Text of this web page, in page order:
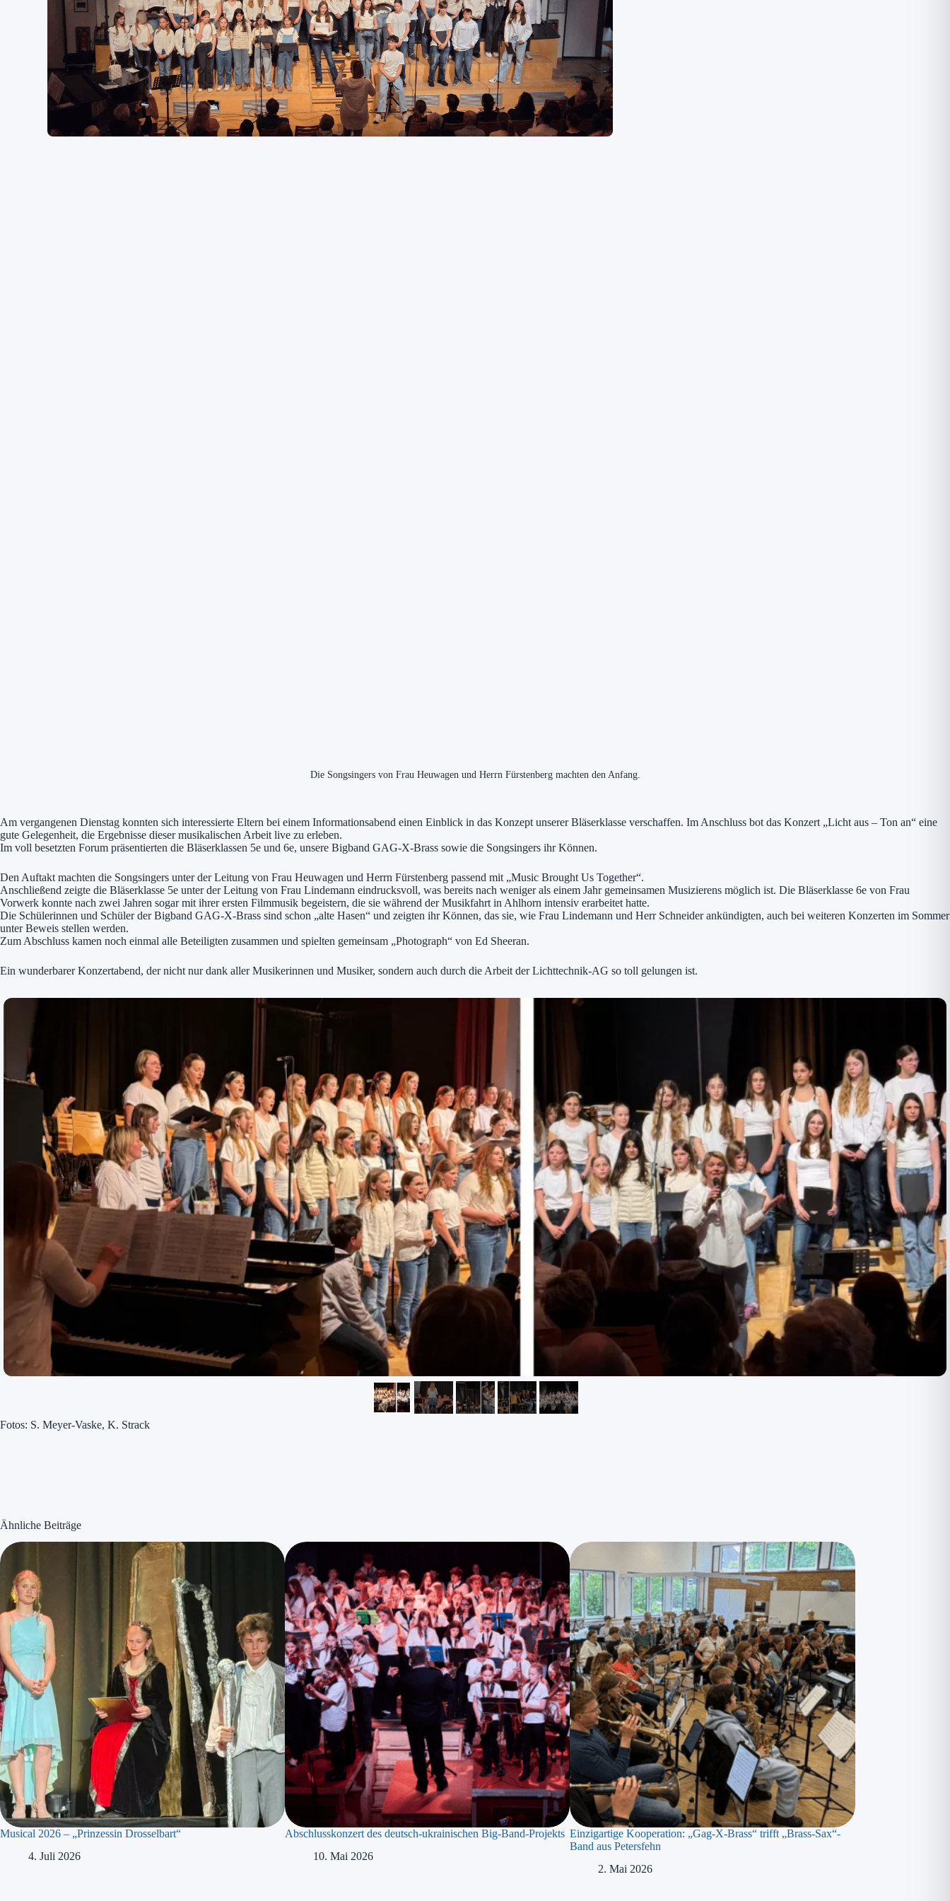
Die Songsingers von Frau Heuwagen und Herrn Fürstenberg machten den Anfang.
Am vergangenen Dienstag konnten sich interessierte Eltern bei einem Informationsabend einen Einblick in das Konzept unserer Bläserklasse verschaffen. Im Anschluss bot das Konzert „Licht aus – Ton an“ eine
gute Gelegenheit, die Ergebnisse dieser musikalischen Arbeit live zu erleben.
Im voll besetzten Forum präsentierten die Bläserklassen 5e und 6e, unsere Bigband GAG-X-Brass sowie die Songsingers ihr Können.
Den Auftakt machten die Songsingers unter der Leitung von Frau Heuwagen und Herrn Fürstenberg passend mit „Music Brought Us Together“.
Anschließend zeigte die Bläserklasse 5e unter der Leitung von Frau Lindemann eindrucksvoll, was bereits nach weniger als einem Jahr gemeinsamen Musizierens möglich ist. Die Bläserklasse 6e von Frau
Vorwerk konnte nach zwei Jahren sogar mit ihrer ersten Filmmusik begeistern, die sie während der Musikfahrt in Ahlhorn intensiv erarbeitet hatte.
Die Schülerinnen und Schüler der Bigband GAG-X-Brass sind schon „alte Hasen“ und zeigten ihr Können, das sie, wie Frau Lindemann und Herr Schneider ankündigten, auch bei weiteren Konzerten im Sommer
unter Beweis stellen werden.
Zum Abschluss kamen noch einmal alle Beteiligten zusammen und spielten gemeinsam „Photograph“ von Ed Sheeran.
Ein wunderbarer Konzertabend, der nicht nur dank aller Musikerinnen und Musiker, sondern auch durch die Arbeit der Lichttechnik-AG so toll gelungen ist.
Fotos: S. Meyer-Vaske, K. Strack
Ähnliche Beiträge
Musical 2026 – „Prinzessin Drosselbart“
4. Juli 2026
Abschlusskonzert des deutsch-ukrainischen Big-Band-Projekts
10. Mai 2026
Einzigartige Kooperation: „Gag-X-Brass“ trifft „Brass-Sax“-
Band aus Petersfehn
2. Mai 2026